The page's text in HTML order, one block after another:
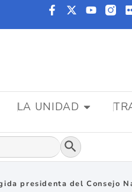
LA UNIDAD
Botón de
presidenta del Consejo